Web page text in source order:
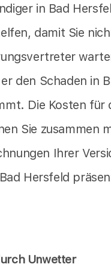
in Bad
damit Sie
den Schaden in
Die Kosten für
Sie zusammen
Ihrer
Hersfeld
Unwetter